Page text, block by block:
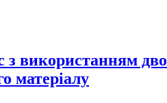
використанням
матеріалу